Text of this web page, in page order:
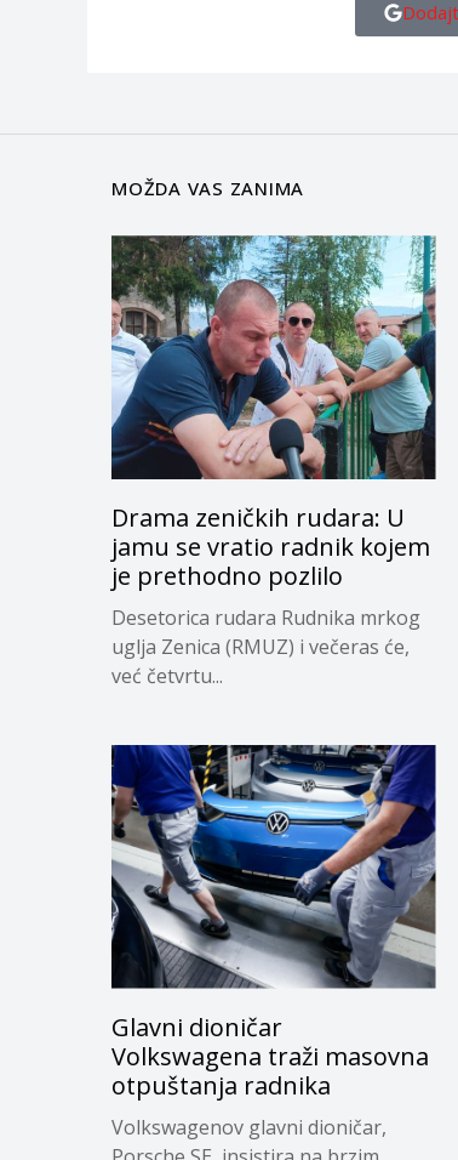
MOŽDA VAS ZANIMA
Drama zeničkih rudara: U
jamu se vratio radnik kojem
je prethodno pozlilo
Desetorica rudara Rudnika mrkog
uglja Zenica (RMUZ) i večeras će,
već četvrtu...
Glavni dioničar
Volkswagena traži masovna
otpuštanja radnika
Volkswagenov glavni dioničar,